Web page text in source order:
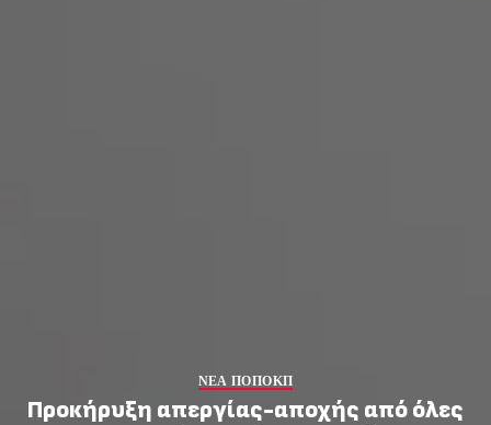
ΝΕΑ ΠΟΠΟΚΠ
Προκήρυξη απεργίας-αποχής από όλες